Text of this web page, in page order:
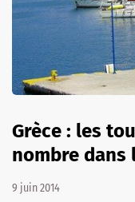
Grèce : les
nombre dans
9 juin 2014